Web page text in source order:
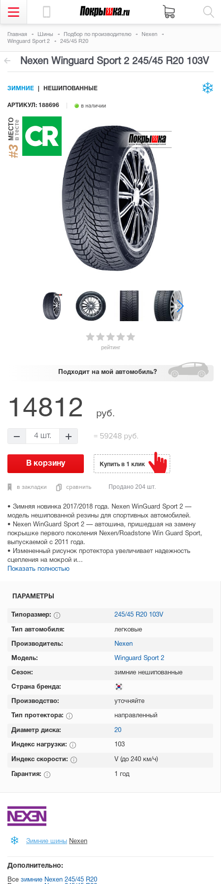
Главная Шины Подбор по производителю
Nexen
Winguard Sport 2
245/45 R20
Nexen Winguard Sport 2 245/45 R20 103V
рейтинг
АРТИКУЛ: 188696 в наличии
ЗИМНИЕ НЕШИПОВАННЫЕ
#3
МЕСТОв тесте
Подходит на мой автомобиль?
• Зимняя новинка 2017/2018 года. Nexen WinGuard Sport 2 —
модель нешипованной резины для спортивных автомобилей.
• Nexen WinGuard Sport 2 — автошина, пришедшая на замену
покрышке первого поколения Nexen/Roadstone Win Guard Sport,
выпускаемой с 2011 года.
• Измененный рисунок протектора увеличивает надежность
сцепления на мокрой и...
Показать полностью
14812 руб.
4 шт. = 59248 руб.
в закладки сравнить
Купить в 1 клик
Продано 204 шт.
ПАРАМЕТРЫ
Типоразмер: 245/45 R20 103V
Тип автомобиля: легковые
Производитель: Nexen
Модель: Winguard Sport 2
Сезон: зимние нешипованные
Страна бренда:
Производство: уточняйте
Тип протектора: направленный
Диаметр диска: 20
Индекс нагрузки: 103
Индекс скорости: V (до 240 км/ч)
Гарантия: 1 год
Зимние шины Nexen
Дополнительно:
Все зимние Nexen 245/45 R20